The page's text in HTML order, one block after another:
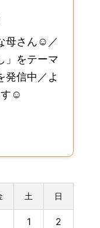
母さん☺︎／
」をテーマ
発信中／よ
す☺︎
土 日
1 2